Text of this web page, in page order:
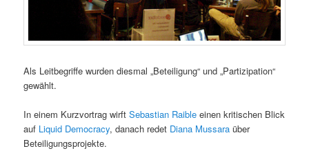
Als Leitbegriffe wurden diesmal „Beteiligung“ und „Partizipation“
gewählt.
In einem Kurzvortrag wirftSebastian Raible einen kritischen Blick
auf Liquid Democracy, danach redet Diana Mussara über
Beteiligungsprojekte.